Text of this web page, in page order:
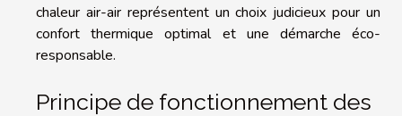
chaleur air-air représentent un choix judicieux pour un
confort thermique optimal et une démarche éco-
responsable.
Principe de fonctionnement des